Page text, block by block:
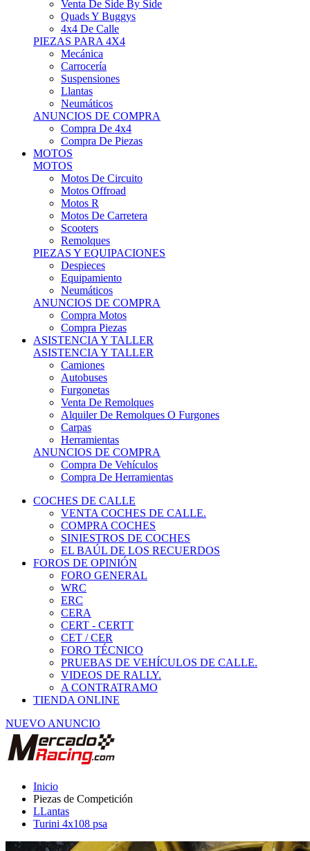
Motos R
Motos De Carretera
Scooters
Remolques
PIEZAS Y EQUIPACIONES
Despieces
Equipamiento
Neumáticos
ANUNCIOS DE COMPRA
Compra Motos
Compra Piezas
ASISTENCIA Y TALLER
ASISTENCIA Y TALLER
Camiones
Autobuses
Furgonetas
Venta De Remolques
Alquiler De Remolques O Furgones
Carpas
Herramientas
ANUNCIOS DE COMPRA
Compra De Vehículos
Compra De Herramientas
COCHES DE CALLE
VENTA COCHES DE CALLE.
COMPRA COCHES
SINIESTROS DE COCHES
EL BAÚL DE LOS RECUERDOS
FOROS DE OPINIÓN
FORO GENERAL
WRC
ERC
CERA
CERT - CERTT
CET / CER
FORO TÉCNICO
PRUEBAS DE VEHÍCULOS DE CALLE.
VIDEOS DE RALLY.
A CONTRATRAMO
TIENDA ONLINE
NUEVO ANUNCIO
Inicio
Piezas de Competición
LLantas
Turini 4x108 psa